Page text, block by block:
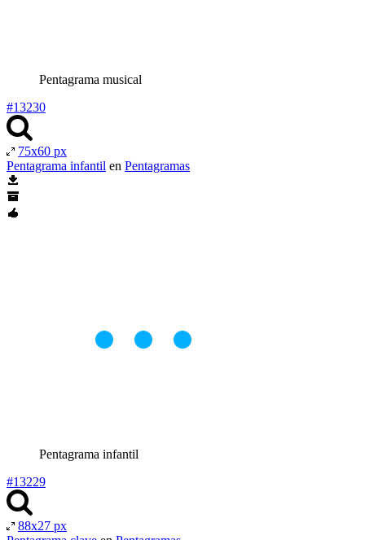
Pentagrama musical
#13230
75x60 px
Pentagrama infantil en Pentagramas
Pentagrama infantil
#13229
88x27 px